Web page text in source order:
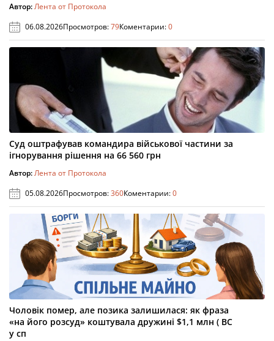
Автор:Лента от Протокола
06.08.2026Просмотров:79Коментарии:0
Суд оштрафував командира військової частини за
ігнорування рішення на 66 560 грн
Автор:Лента от Протокола
05.08.2026Просмотров:360Коментарии:0
Чоловік помер, але позика залишилася: як фраза
«на його розсуд» коштувала дружині $1,1 млн ( ВС
у сп